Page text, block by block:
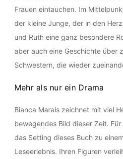
Frauen eintauchen. Im
der kleine Junge, der in den
und Ruth eine ganz besondere
aber auch eine Geschichte über
Schwestern, die wieder
Mehr als nur ein Drama
Bianca Marais zeichnet mit viel
bewegendes Bild dieser Zeit.
das Setting dieses Buch zu
Leseerlebnis. Ihren Figuren